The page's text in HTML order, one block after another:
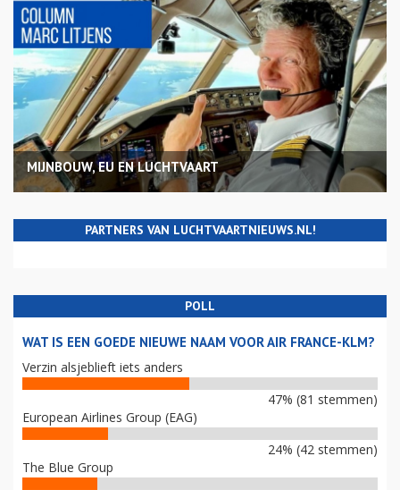
MIJNBOUW, EU EN LUCHTVAART
PARTNERS VAN LUCHTVAARTNIEUWS.NL!
POLL
WAT IS EEN GOEDE NIEUWE NAAM VOOR AIR FRANCE-KLM?
Verzin alsjeblieft iets anders
47% (81 stemmen)
European Airlines Group (EAG)
24% (42 stemmen)
The Blue Group